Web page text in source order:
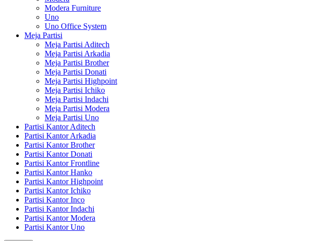
Modera Furniture
Uno
Uno Office System
Meja Partisi
Meja Partisi Aditech
Meja Partisi Arkadia
Meja Partisi Brother
Meja Partisi Donati
Meja Partisi Highpoint
Meja Partisi Ichiko
Meja Partisi Indachi
Meja Partisi Modera
Meja Partisi Uno
Partisi Kantor Aditech
Partisi Kantor Arkadia
Partisi Kantor Brother
Partisi Kantor Donati
Partisi Kantor Frontline
Partisi Kantor Hanko
Partisi Kantor Highpoint
Partisi Kantor Ichiko
Partisi Kantor Inco
Partisi Kantor Indachi
Partisi Kantor Modera
Partisi Kantor Uno